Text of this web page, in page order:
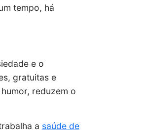
tempo, há
e o
gratuitas e
reduzem o
a saúde de